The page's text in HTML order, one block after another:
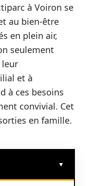
à Voiron se
au bien-être
en plein air,
seulement
leur
et à
à ces besoins
convivial. Cet
en famille.